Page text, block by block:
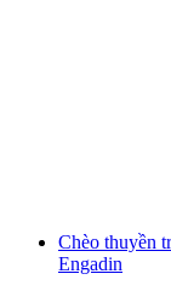
Chèo thuyền
Engadin